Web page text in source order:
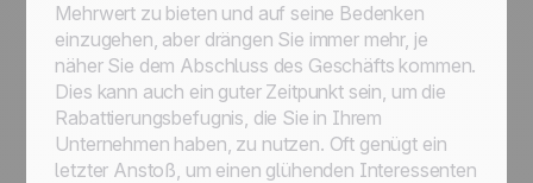
Mehrwert zu bieten und auf seine Bedenken
einzugehen, aber drängen Sie immer mehr, je
näher Sie dem Abschluss des Geschäfts kommen.
Dies kann auch ein guter Zeitpunkt sein, um die
Rabattierungsbefugnis, die Sie in Ihrem
Unternehmen haben, zu nutzen. Oft genügt ein
letzter Anstoß, um einen glühenden Interessenten